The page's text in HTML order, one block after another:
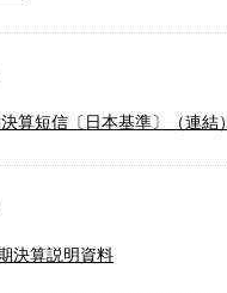
算短信〔日本基準〕（連結）
決算説明資料